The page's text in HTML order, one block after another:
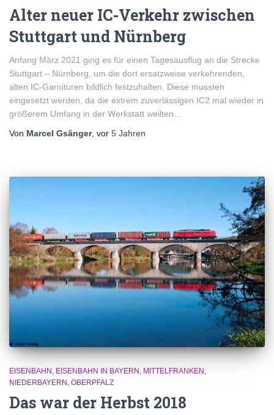
Alter neuer IC-Verkehr zwischen
Stuttgart und Nürnberg
Anfang März 2021 ging es für einen Tagesausflug an die Strecke
Stuttgart – Nürnberg, um die dort ersatzweise verkehrenden,
alten IC-Garnituren bildlich festzuhalten. Diese mussten
eingesetzt werden, da die extrem zuverlässigen IC2 mal wieder in
größerem Umfang in der Werkstatt weilten…
Von Marcel Gsänger, vor 5 Jahren
EISENBAHN EISENBAHN IN BAYERN MITTELFRANKEN
NIEDERBAYERN OBERPFALZ
Das war der Herbst 2018